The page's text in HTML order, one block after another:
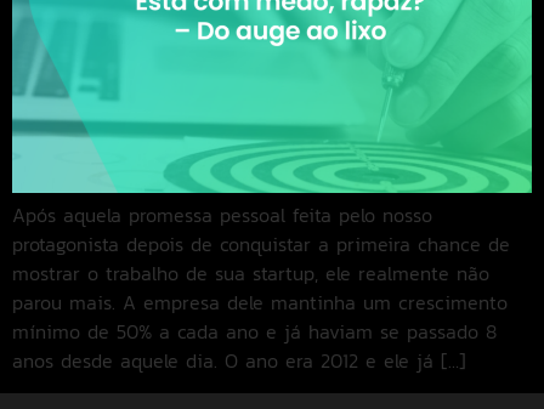
Após aquela promessa pessoal feita pelo nosso
protagonista depois de conquistar a primeira chance de
mostrar o trabalho de sua startup, ele realmente não
parou mais. A empresa dele mantinha um crescimento
mínimo de 50% a cada ano e já haviam se passado 8
anos desde aquele dia. O ano era 2012 e ele já […]